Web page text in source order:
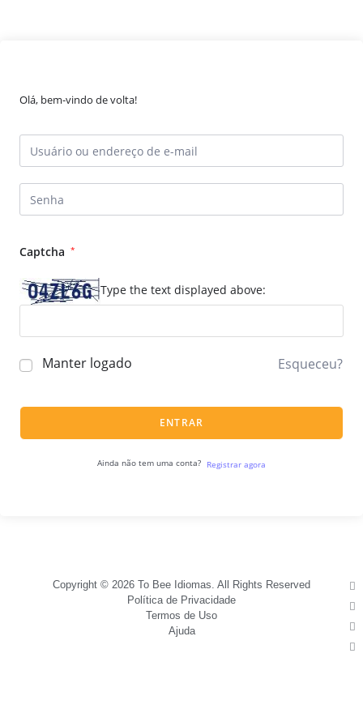
Olá, bem-vindo de volta!
Captcha *
Type the text displayed above:
Manter logado Esqueceu?
ENTRAR
Ainda não tem uma conta? Registrar agora
Copyright © 2026 To Bee Idiomas. All Rights Reserved
Política de Privacidade
Termos de Uso
Ajuda